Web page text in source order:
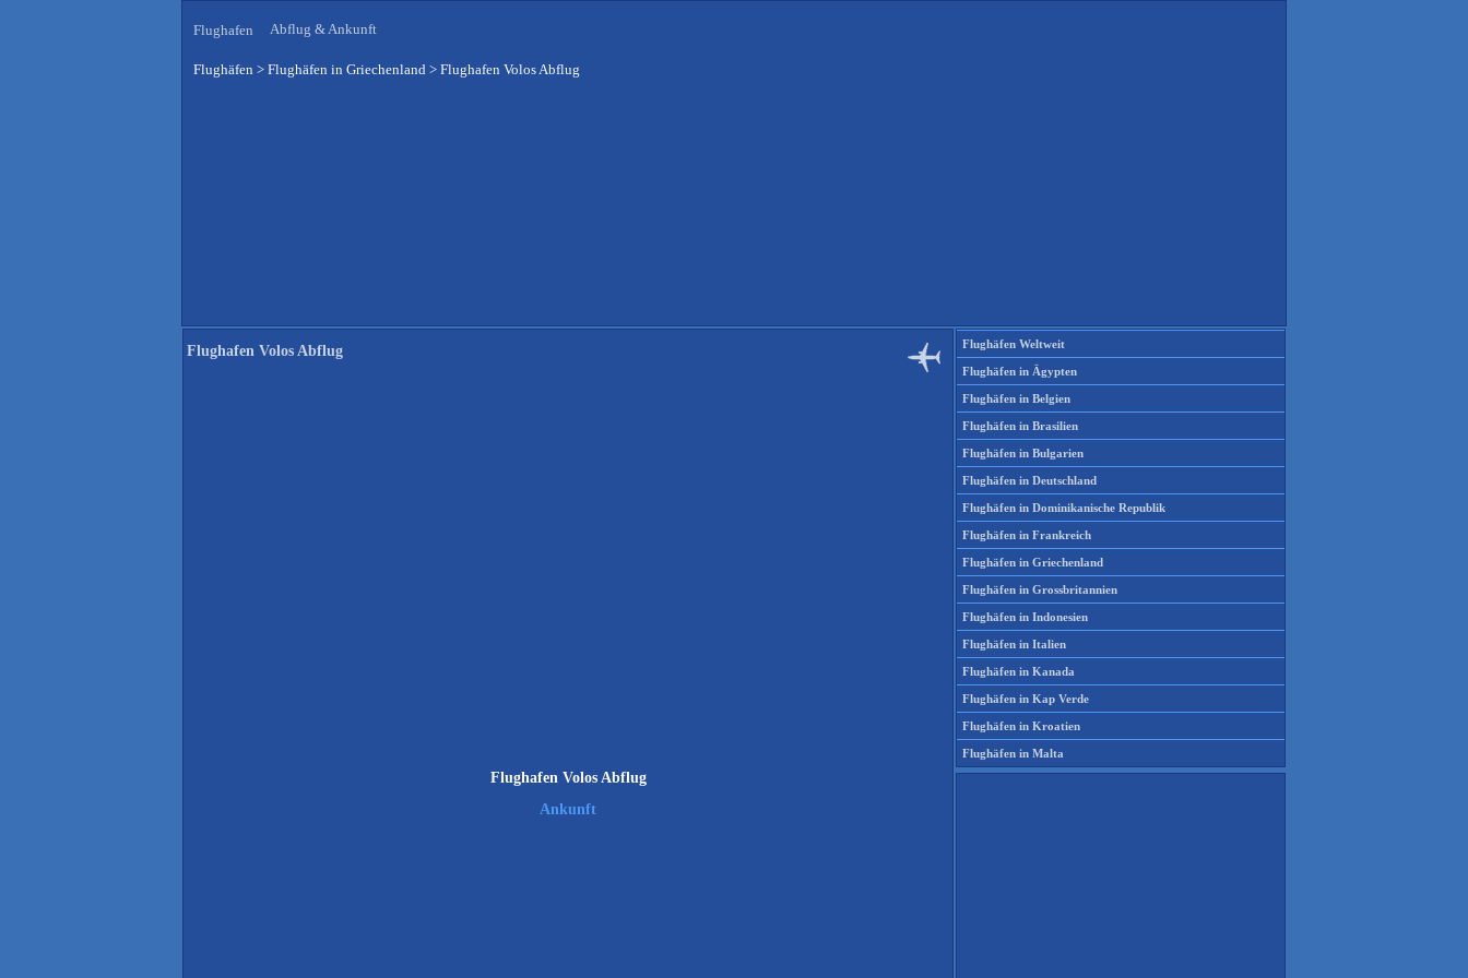
Flughafen Abflug & Ankunft
Flughäfen > Flughäfen in Griechenland > Flughafen Volos Abflug
Flughafen Volos Abflug
Flughafen Volos Abflug
Ankunft
Flughäfen Weltweit
Flughäfen in Ägypten
Flughäfen in Belgien
Flughäfen in Brasilien
Flughäfen in Bulgarien
Flughäfen in Deutschland
Flughäfen in Dominikanische Republik
Flughäfen in Frankreich
Flughäfen in Griechenland
Flughäfen in Grossbritannien
Flughäfen in Indonesien
Flughäfen in Italien
Flughäfen in Kanada
Flughäfen in Kap Verde
Flughäfen in Kroatien
Flughäfen in Malta